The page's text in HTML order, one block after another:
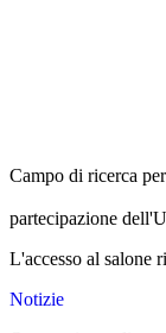
Campo di ricerca
partecipazione
L'accesso al salone
Notizie